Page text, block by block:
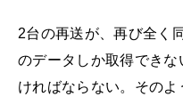
2台の再送が、再び全く
のデータしか取得でき
ければならない。その